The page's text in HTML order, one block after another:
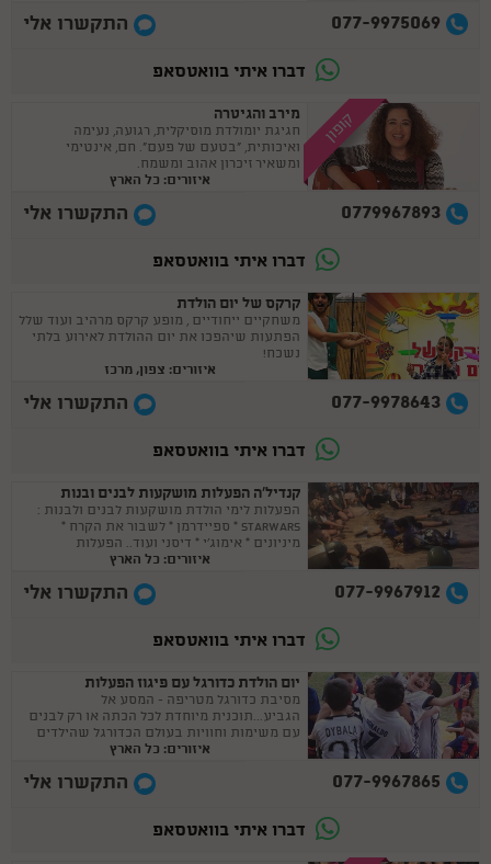
077-9975069 התקשרו אלי
דברו איתי בוואטסאפ
קופון מירב והגיטרה
חגיגת יומולדת מוסיקלית, רגועה, נעימה
ואיכותית, "בטעם של פעם". חם, אינטימי
ומשאיר זיכרון אהוב ומשמח.
איזורים: כל הארץ
0779967893 התקשרו אלי
דברו איתי בוואטסאפ
קרקס של יום הולדת
משחקיים ייחודיים , מופע קרקס מרהיב ועוד שלל
הפתעות שיהפכו את יום ההולדת לאירוע בלתי
נשכח!
איזורים: צפון, מרכז
077-9978643 התקשרו אלי
דברו איתי בוואטסאפ
קנדיל'ה הפעלות מושקעות לבנים ובנות
הפעלות לימי הולדת מושקעות לבנים ולבנות :
STARWARS * ספיידרמן * לשבור את הקרח *
מיניונים * אימוג'י * דיסני ועוד.. הפעלות
מותאמות ליום הולדת לבנים וגם לבנות.
איזורים: כל הארץ
077-9967912 התקשרו אלי
דברו איתי בוואטסאפ
יום הולדת כדורגל עם פיגוז הפעלות
מסיבת כדורגל מטריפה - המסע אל
הגביע...תוכנית מיוחדת לכל הכתה או רק לבנים
עם משימות וחוויות בעולם הכדורגל שהילדים
איזורים: כל הארץ
077-9967865 התקשרו אלי
דברו איתי בוואטסאפ